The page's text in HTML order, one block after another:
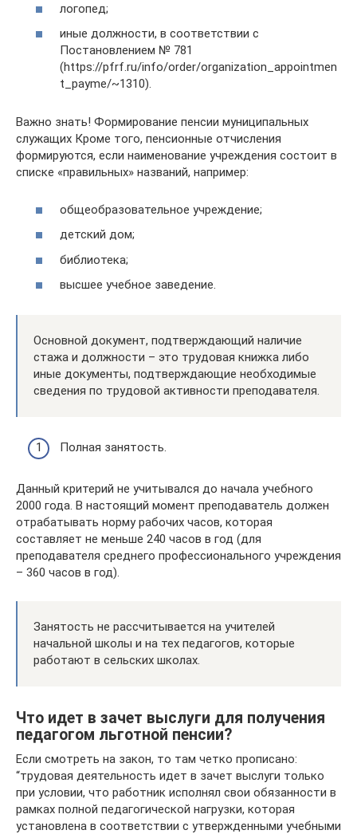
логопед;
иные должности, в соответствии с
Постановлением № 781
(https://pfrf.ru/info/order/organization_appointmen
t_payme/~1310).
Важно знать! Формирование пенсии муниципальных
служащих Кроме того, пенсионные отчисления
формируются, если наименование учреждения состоит в
списке «правильных» названий, например:
общеобразовательное учреждение;
детский дом;
библиотека;
высшее учебное заведение.
Основной документ, подтверждающий наличие
стажа и должности – это трудовая книжка либо
иные документы, подтверждающие необходимые
сведения по трудовой активности преподавателя.
Полная занятость.
Данный критерий не учитывался до начала учебного
2000 года. В настоящий момент преподаватель должен
отрабатывать норму рабочих часов, которая
составляет не меньше 240 часов в год (для
преподавателя среднего профессионального учреждения
– 360 часов в год).
Занятость не рассчитывается на учителей
начальной школы и на тех педагогов, которые
работают в сельских школах.
Что идет в зачет выслуги для получения
педагогом льготной пенсии?
Если смотреть на закон, то там четко прописано:
“трудовая деятельность идет в зачет выслуги только
при условии, что работник исполнял свои обязанности в
рамках полной педагогической нагрузки, которая
установлена в соответствии с утвержденными учебными